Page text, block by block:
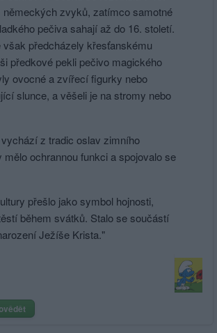
německých zvyků, zatímco samotné
pečiva sahají až do 16. století.
však předcházely křesťanskému
předkové pekli pečivo magického
ovocné a zvířecí figurky nebo
slunce, a věšeli je na stromy nebo
z tradic oslav zimního
mělo ochrannou funkci a spojovalo se
přešlo jako symbol hojnosti,
během svátků. Stalo se součástí
Ježíše Krista."